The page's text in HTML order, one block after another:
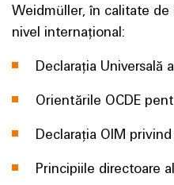
Weidmüller, în calitate
nivel internațional:
Declarația Universală
Orientările OCDE
Declarația OIM
Principiile directoare